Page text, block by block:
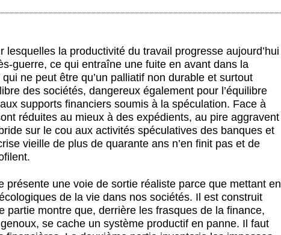
la productivité du travail progresse aujourd’hui
guerre, ce qui entraîne une fuite en avant dans la
ne peut être qu’un palliatif non durable et surtout
des sociétés, dangereux également pour l’équilibre
supports financiers soumis à la spéculation. Face à
réduites au mieux à des expédients, au pire aggravent
sur le cou aux activités spéculatives des banques et
vieille de plus de quarante ans n’en finit pas et de
présente une voie de sortie réaliste parce que mettant en
de la vie dans nos sociétés. Il est construit
partie montre que, derrière les frasques de la finance,
se cache un système productif en panne. Il faut